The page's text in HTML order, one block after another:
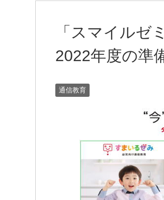
「スマイルゼ
2022年度の準
通信教育